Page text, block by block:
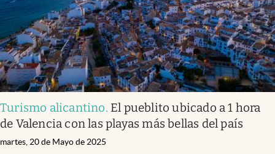
Turismo alicantino. El pueblito ubicado a 1 hora
de Valencia con las playas más bellas del país
martes, 20 de Mayo de 2025